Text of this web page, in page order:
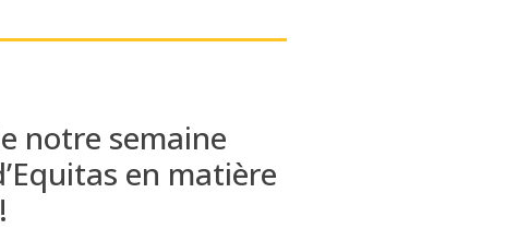
notre semaine
en matière
!